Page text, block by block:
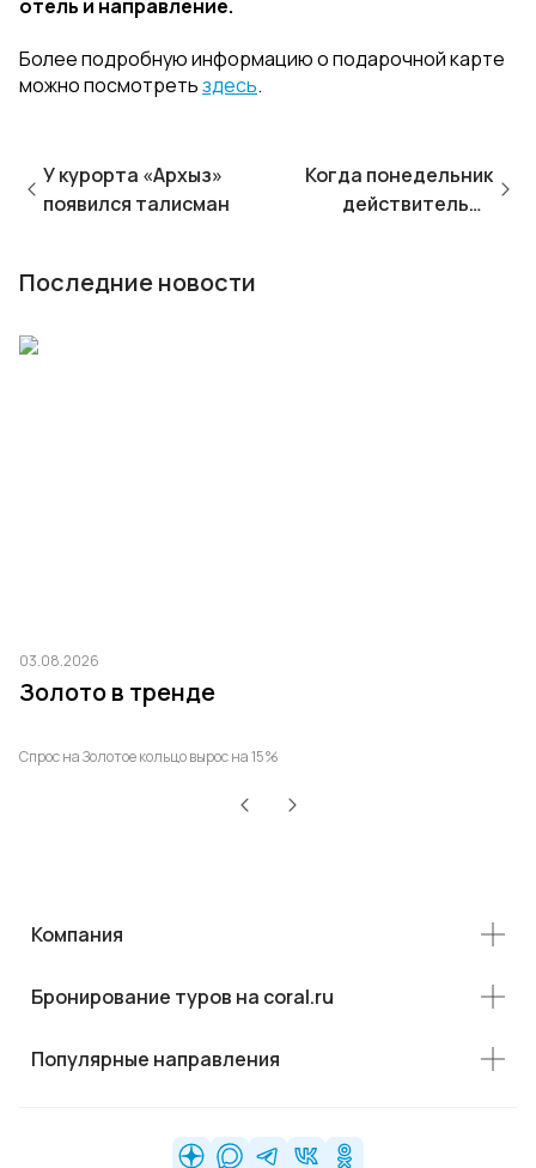
отель и направление.
Более подробную информацию о подарочной карте
можно посмотретьздесь.
У курорта «Архыз»
появился талисман
Когда понедельник
действительно
Последние новости
03.08.2026
Золото в тренде
Спрос на Золотое кольцо вырос на 15%
Компания
Бронирование туров на coral.ru
Популярные направления